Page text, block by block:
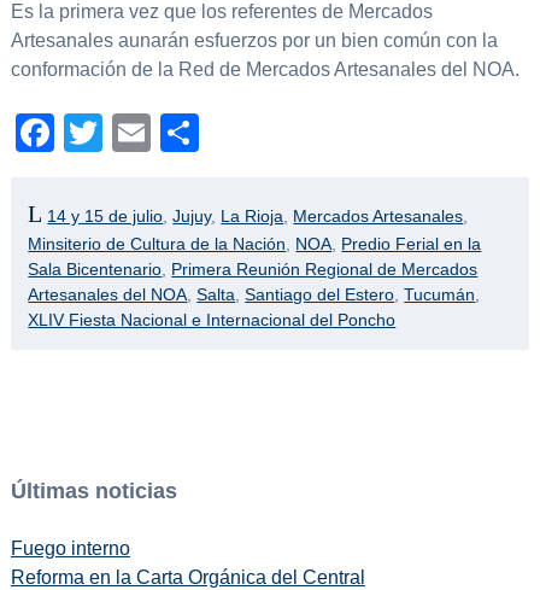
Es la primera vez que los referentes de Mercados
Artesanales aunarán esfuerzos por un bien común con la
conformación de la Red de Mercados Artesanales del NOA.
Facebook
TwitterEmail
14 y 15 de julio ,Jujuy, La Rioja Mercados Artesanales
Minsiterio de Cultura de la Nación
NOA Predio Ferial en la
Sala Bicentenario Primera Reunión Regional de Mercados
Artesanales del NOA ,Salta ,Santiago del Estero ,Tucumán
XLIV Fiesta Nacional e Internacional del Poncho
Últimas noticias
Fuego interno
Reforma en la Carta Orgánica del Central